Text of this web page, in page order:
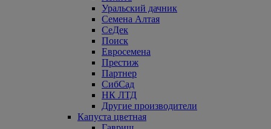
Уральский дачник
Семена Алтая
СеДек
Поиск
Евросемена
Престиж
Партнер
СибСад
НК ЛТД
Другие производители
Капуста цветная